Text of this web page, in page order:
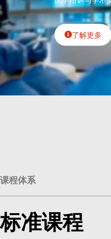
医学培训与学术
了解更多
课程体系
标准课程